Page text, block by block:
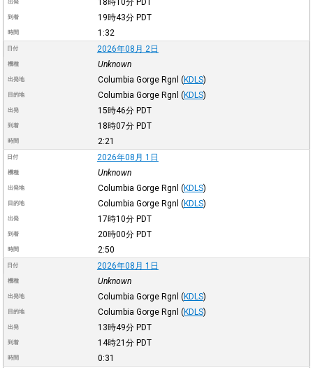
出発
到着 19時43分 PDT
時間 1:32
日付 2026年08月 2日
機種 Unknown
出発地 Columbia Gorge Rgnl (KDLS)
目的地 Columbia Gorge Rgnl (KDLS)
出発 15時46分 PDT
到着 18時07分 PDT
時間 2:21
日付 2026年08月 1日
機種 Unknown
出発地 Columbia Gorge Rgnl (KDLS)
目的地 Columbia Gorge Rgnl (KDLS)
出発 17時10分 PDT
到着 20時00分 PDT
時間 2:50
日付 2026年08月 1日
機種 Unknown
出発地 Columbia Gorge Rgnl (KDLS)
目的地 Columbia Gorge Rgnl (KDLS)
出発 13時49分 PDT
到着 14時21分 PDT
時間 0:31